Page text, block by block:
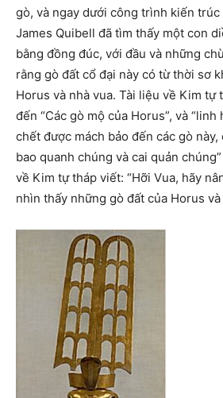
gò, và ngay dưới công trình kiến ​​trúc
James Quibell đã tìm thấy một con
bằng đồng đúc, với đầu và những
rằng gò đất cổ đại này có từ thời sơ
Horus và nhà vua. Tài liệu về Kim tự
đến “Các gò mộ của Horus”, và
chết được mách bảo đến các gò
bao quanh chúng và cai quản
về Kim tự tháp viết: “Hỡi Vua, hãy
nhìn thấy những gò đất của Horus